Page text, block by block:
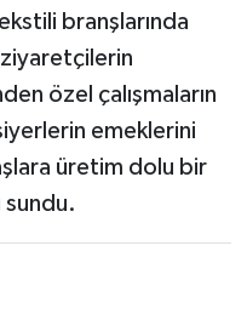
branşlarında
ziyaretçilerin
özel çalışmaların
emeklerini
üretim dolu bir
sundu.